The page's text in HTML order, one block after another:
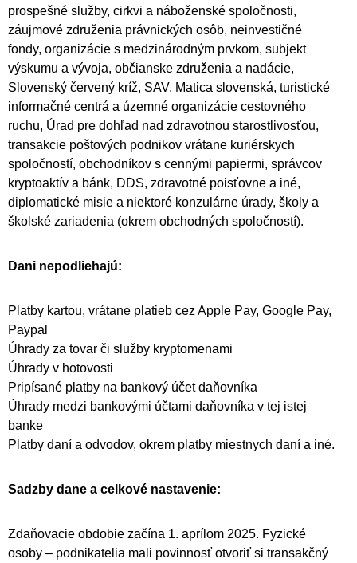
prospešné služby, cirkvi a náboženské spoločnosti,
záujmové združenia právnických osôb, neinvestičné
fondy, organizácie s medzinárodným prvkom, subjekt
výskumu a vývoja, občianske združenia a nadácie,
Slovenský červený kríž, SAV, Matica slovenská, turistické
informačné centrá a územné organizácie cestovného
ruchu, Úrad pre dohľad nad zdravotnou starostlivosťou,
transakcie poštových podnikov vrátane kuriérskych
spoločností, obchodníkov s cennými papiermi, správcov
kryptoaktív a bánk, DDS, zdravotné poisťovne a iné,
diplomatické misie a niektoré konzulárne úrady, školy a
školské zariadenia (okrem obchodných spoločností).
Dani nepodliehajú:
Platby kartou, vrátane platieb cez Apple Pay, Google Pay,
Paypal
Úhrady za tovar či služby kryptomenami
Úhrady v hotovosti
Pripísané platby na bankový účet daňovníka
Úhrady medzi bankovými účtami daňovníka v tej istej
banke
Platby daní a odvodov, okrem platby miestnych daní a iné.
Sadzby dane a celkové nastavenie:
Zdaňovacie obdobie začína 1. aprílom 2025. Fyzické
osoby – podnikatelia mali povinnosť otvoriť si transakčný